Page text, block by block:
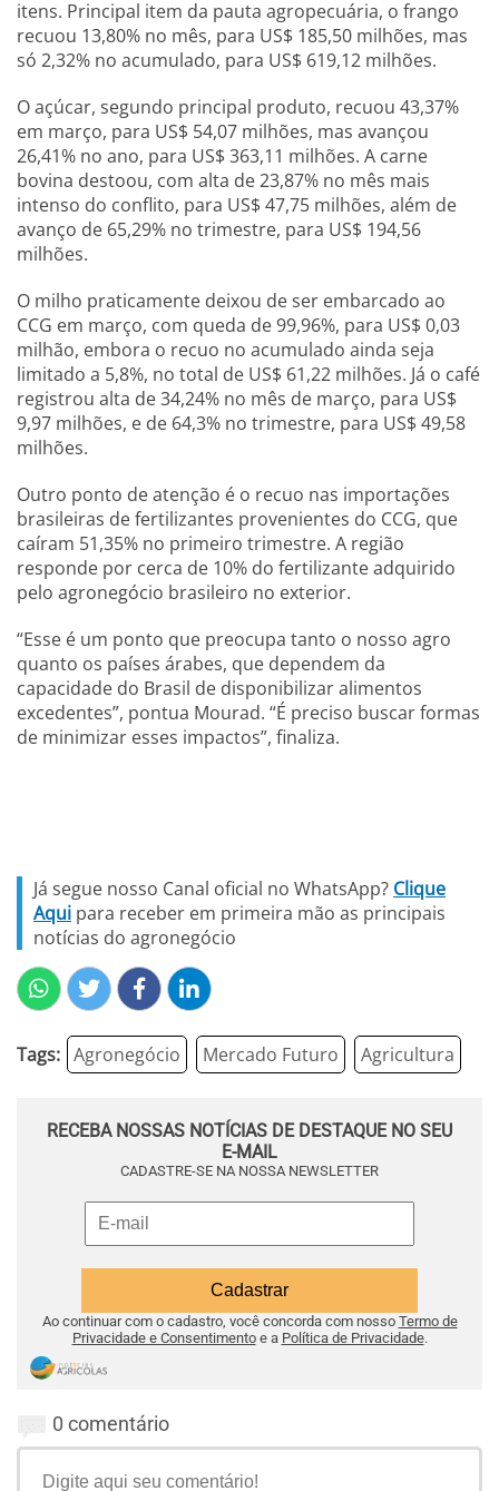
itens. Principal item da pauta agropecuária, o frango
recuou 13,80% no mês, para US$ 185,50 milhões, mas
só 2,32% no acumulado, para US$ 619,12 milhões.
O açúcar, segundo principal produto, recuou 43,37%
em março, para US$ 54,07 milhões, mas avançou
26,41% no ano, para US$ 363,11 milhões. A carne
bovina destoou, com alta de 23,87% no mês mais
intenso do conflito, para US$ 47,75 milhões, além de
avanço de 65,29% no trimestre, para US$ 194,56
milhões.
O milho praticamente deixou de ser embarcado ao
CCG em março, com queda de 99,96%, para US$ 0,03
milhão, embora o recuo no acumulado ainda seja
limitado a 5,8%, no total de US$ 61,22 milhões. Já o café
registrou alta de 34,24% no mês de março, para US$
9,97 milhões, e de 64,3% no trimestre, para US$ 49,58
milhões.
Outro ponto de atenção é o recuo nas importações
brasileiras de fertilizantes provenientes do CCG, que
caíram 51,35% no primeiro trimestre. A região
responde por cerca de 10% do fertilizante adquirido
pelo agronegócio brasileiro no exterior.
“Esse é um ponto que preocupa tanto o nosso agro
quanto os países árabes, que dependem da
capacidade do Brasil de disponibilizar alimentos
excedentes”, pontua Mourad. “É preciso buscar formas
de minimizar esses impactos”, finaliza.
Já segue nosso Canal oficial no WhatsApp? Clique
Aqui para receber em primeira mão as principais
notícias do agronegócio
Tags: Agronegócio Mercado Futuro Agricultura
RECEBA NOSSAS NOTÍCIAS DE DESTAQUE NO SEU
E-MAIL
CADASTRE-SE NA NOSSA NEWSLETTER
Ao continuar com o cadastro, você concorda com nosso Termo de
Privacidade e Consentimentoe a Política de Privacidade.
0 comentário